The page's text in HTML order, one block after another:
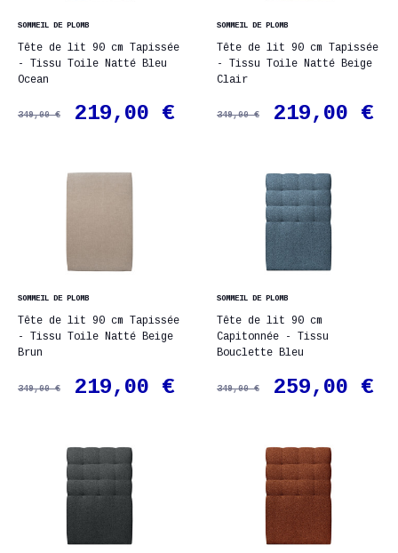
SOMMEIL DE PLOMB
Tête de lit 90 cm Tapissée
- Tissu Toile Natté Bleu
Ocean
349,00 € 219,00 €
SOMMEIL DE PLOMB
Tête de lit 90 cm Tapissée
- Tissu Toile Natté Beige
Clair
349,00 € 219,00 €
SOMMEIL DE PLOMB
Tête de lit 90 cm Tapissée
- Tissu Toile Natté Beige
Brun
349,00 € 219,00 €
SOMMEIL DE PLOMB
Tête de lit 90 cm
Capitonnée - Tissu
Bouclette Bleu
349,00 € 259,00 €